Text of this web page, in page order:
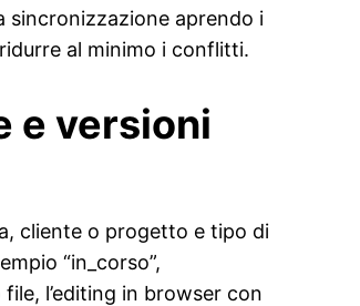
sincronizzazione aprendo i
al minimo i conflitti.
e versioni
cliente o progetto e tipo di
“in_corso”,
l’editing in browser con